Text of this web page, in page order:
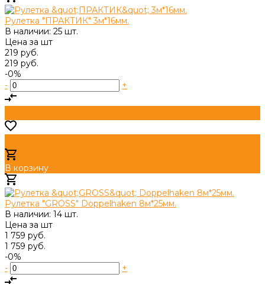
Рулетка "ПРАКТИК" 3м*16мм.
В наличии: 25 шт.
Цена за шт
219 руб.
219 руб.
-0%
-
+
В корзину
Рулетка "GROSS" Doppelhaken 8м*25мм.
В наличии: 14 шт.
Цена за шт
1 759 руб.
1 759 руб.
-0%
-
+